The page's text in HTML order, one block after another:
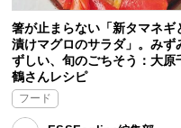
箸が止まらない「新タマネギ
漬けマグロのサラダ」。みず
ずしい、旬のごちそう：大原
鶴さんレシピ
フード